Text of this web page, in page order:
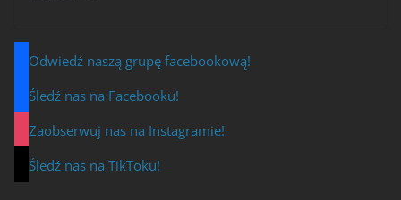
Odwiedź naszą grupę facebookową!
Śledź nas na Facebooku!
Zaobserwuj nas na Instagramie!
Śledź nas na TikToku!